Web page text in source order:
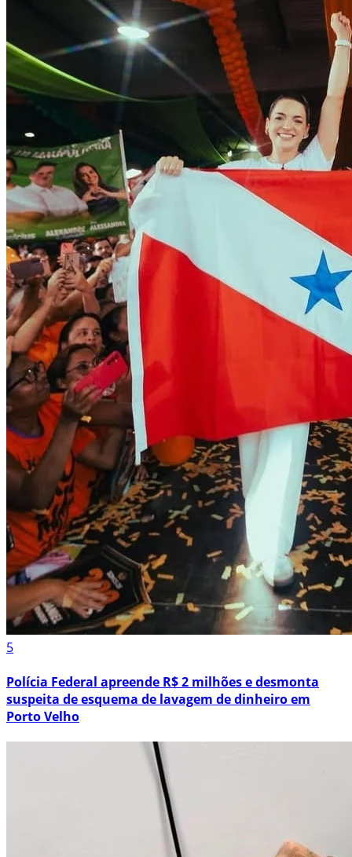
5
Polícia Federal apreende R$ 2 milhões e desmonta
suspeita de esquema de lavagem de dinheiro em
Porto Velho